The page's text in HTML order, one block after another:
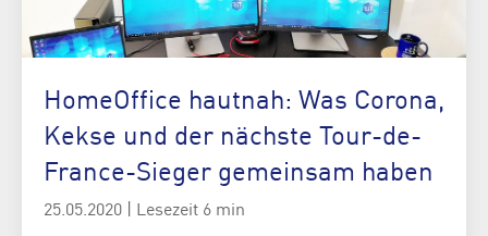
HomeOffice hautnah: Was Corona,
Kekse und der nächste Tour-de-
France-Sieger gemeinsam haben
25.05.2020 | Lesezeit 6 min